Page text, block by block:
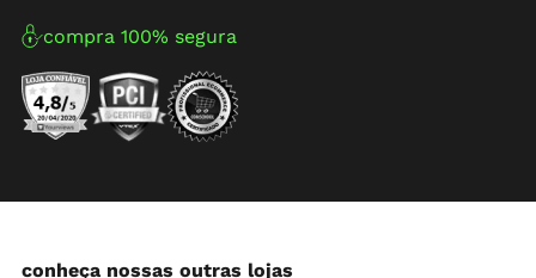
compra 100% segura
conheça nossas outras lojas